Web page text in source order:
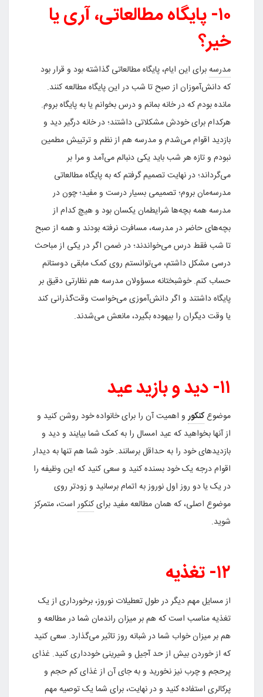
۱۰- پایگاه مطالعاتی، آری یا
خیر؟
مدرسهبرای این ایام، پایگاه مطالعاتی گذاشته بود و قرار بود
که دانش‌آموزان از صبح تا شب در این پایگاه مطالعه کنند.
مانده بودم که در خانه بمانم و درس بخوانم یا به پایگاه بروم.
هرکدام برای خودش مشکلاتی داشتند؛ در خانه درگیر دید و
بازدید اقوام می‌شدم و مدرسه هم از نظم و ترتیبش مطمین
نبودم و تازه هر شب باید یکی دنبالم می‌آمد و مرا بر
می‌گرداند؛ در نهایت تصمیم گرفتم که به پایگاه مطالعاتی
مدرسه‌مان بروم؛ تصمیمی بسیار درست و مفید؛ چون در
مدرسه همه بچه‌ها شرایطمان یکسان بود و هیچ کدام از
بچه‌های حاضر در مدرسه، مسافرت نرفته بودند و همه از صبح
تا شب فقط درس می‌خواندند؛ در ضمن اگر در یکی از مباحث
درسی مشکل داشتم، می‌توانستم روی کمک مابقی دوستانم
حساب کنم. خوشبختانه مسؤولان مدرسه هم نظارتی دقیق بر
پایگاه داشتند و اگر دانش‌آموزی می‌خواست وقت‌گذرانی کند
یا وقت دیگران را بیهوده بگیرد، مانعش می‌شدند.
۱۱- دید و بازید عید
موضوعکنکور و اهمیت آن را برای خانواده خود روشن کنید و
از آنها بخواهید که عید امسال را به کمک شما بیایند و دید و
بازدیدهای خود را به حداقل برسانند. خود شما هم تنها به دیدار
اقوام درجه یک خود بسنده کنید و سعی کنید که این وظیفه را
در یک یا دو روز اول نوروز به اتمام برسانید و زودتر روی
موضوع اصلی، که همان مطالعه مفید برایکنکور است، متمرکز
شوید.
۱۲- تغذیه
از مسایل مهم دیگر در طول تعطیلات نوروز، برخورداری از یک
تغذیه مناسب است که هم بر میزان راندمان شما در مطالعه و
هم بر میزان خواب شما در شبانه روز تاثیر می‌گذارد. سعی کنید
که از خوردن بیش از حد آجیل و شیرینی خودداری کنید. غذای
پرحجم و چرب نیز نخورید و به جای آن از غذای کم حجم و
پرکالری استفاده کنید و در نهایت، برای شما یک توصیه مهم